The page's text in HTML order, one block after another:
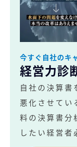
今すぐ自社のキ
経営力診
自社の決算書
悪化させてい
料の決算書分
したい経営者